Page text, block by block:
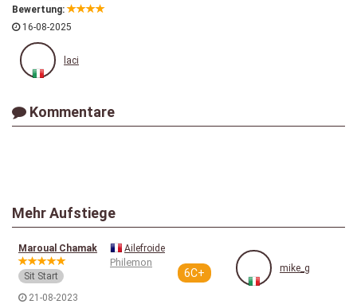
Bewertung:
16-08-2025
laci
Kommentare
Mehr Aufstiege
Maroual Chamak
Sit Start
21-08-2023
Ailefroide
Philemon
6C+ mike_g